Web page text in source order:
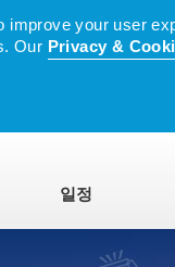
improve your user
Our Privacy &
일정